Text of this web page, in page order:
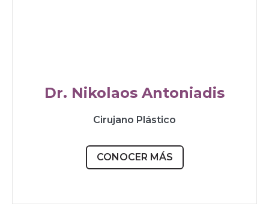
Dr. Nikolaos Antoniadis
Cirujano Plástico
CONOCER MÁS